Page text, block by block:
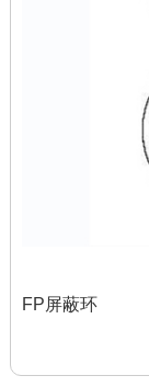
FP屏蔽环